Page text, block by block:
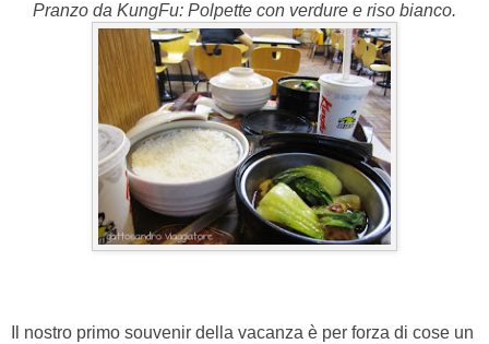
Pranzo da KungFu: Polpette con verdure e riso bianco.
Il nostro primo souvenir della vacanza è per forza di cose un